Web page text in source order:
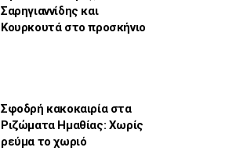
Σαρηγιαννίδης και
Κουρκουτά στο προσκήνιο
Σφοδρή κακοκαιρία στα
Ριζώματα Ημαθίας: Χωρίς
ρεύμα το χωριό